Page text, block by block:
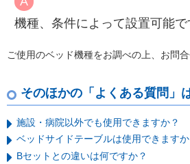
機種、条件によって設置可能で
ご使用のベッド機種をお調べの上、お問合
そのほかの「よくある質問」
施設・病院以外でも使用できますか？
ベッドサイドテーブルは使用できますか
Bセットとの違いは何ですか？